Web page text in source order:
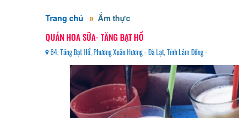
Trang chủ Ẩm thực
QUÁN HOA SỮA- TĂNG BẠT HỔ
64, Tăng Bạt Hổ, Phường Xuân Hương - Đà Lạt, Tỉnh Lâm Đồng -